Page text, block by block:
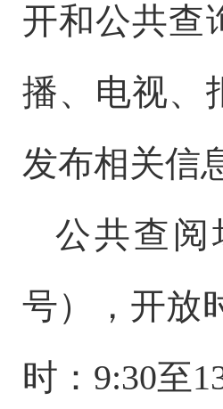
开和公共查
播、电视、
发布相关信
公共查
号），开放
时：9:30至